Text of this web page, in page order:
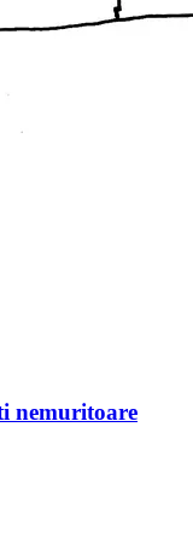
nemuritoare